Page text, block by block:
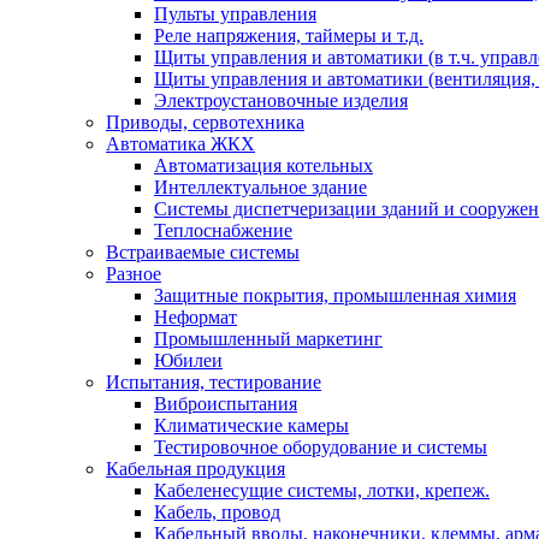
Пульты управления
Реле напряжения, таймеры и т.д.
Щиты управления и автоматики (в т.ч.
Щиты управления и автоматики (вентиляция,
Электроустановочные изделия
Приводы, сервотехника
Автоматика ЖКХ
Автоматизация котельных
Интеллектуальное здание
Системы диспетчеризации зданий и
Теплоснабжение
Встраиваемые системы
Разное
Защитные покрытия, промышленная химия
Неформат
Промышленный маркетинг
Юбилеи
Испытания, тестирование
Виброиспытания
Климатические камеры
Тестировочное оборудование и системы
Кабельная продукция
Кабеленесущие системы, лотки, крепеж.
Кабель, провод
Кабельный вводы, наконечники, клеммы,